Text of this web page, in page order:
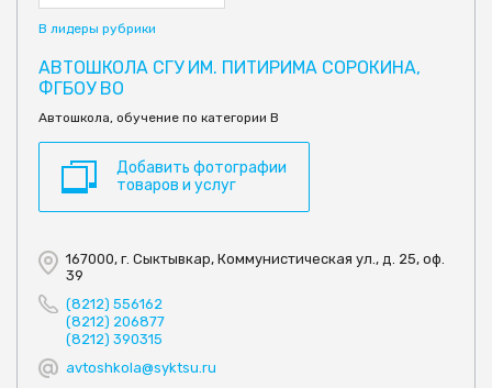
В лидеры рубрики
АВТОШКОЛА СГУ ИМ. ПИТИРИМА СОРОКИНА,
ФГБОУ ВО
Автошкола, обучение по категории В
Добавить фотографии
товаров и услуг
167000, г. Сыктывкар, Коммунистическая ул., д. 25, оф.
39
(8212) 556162
(8212) 206877
(8212) 390315
avtoshkola@syktsu.ru